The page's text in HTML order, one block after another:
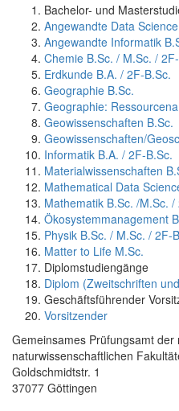
Bachelor- und
Angewandte Data
Angewandte Informatik
Chemie B.Sc. / M.Sc. /
Erdkunde B.A. / 2F-B.Sc.
Geographie B.Sc.
Geographie:
Geowissenschaften B.Sc.
Geowissenschaften/
Informatik B.A. / 2F-B.Sc.
Materialwissenschaften
Mathematical Data
Mathematik B.Sc. /M.Sc. /
Ökosystemmanagement
Physik B.Sc. / M.Sc. / 2F-
Matter to Life M.Sc.
Diplomstudiengänge
Diplom (Zweitschriften
Geschäftsführender
Vorsitzender
Gemeinsames Prüfungsamt der
naturwissenschaftlichen
Goldschmidtstr. 1
37077 Göttingen